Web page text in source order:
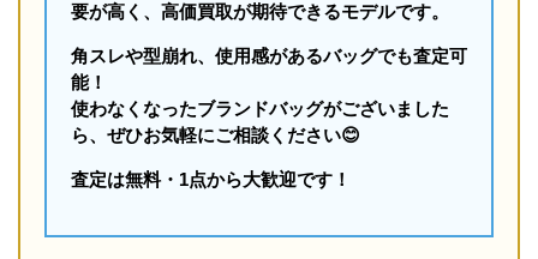
要が高く、高価買取が期待できるモデルです。
角スレや型崩れ、使用感があるバッグでも査定可
能！
使わなくなったブランドバッグがございました
ら、ぜひお気軽にご相談ください😊
査定は無料・1点から大歓迎です！